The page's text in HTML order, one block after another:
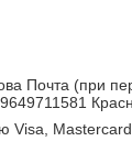
Почта (при
Visa,